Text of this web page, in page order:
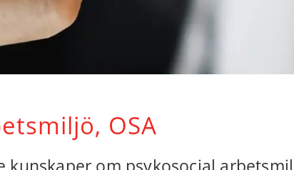
OSA
om psykosocial